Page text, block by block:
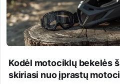
Kodėl motociklų bekelės
skiriasi nuo įprastų